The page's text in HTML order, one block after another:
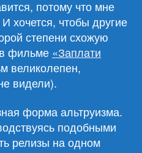
потому что мне
хочется, чтобы другие
степени схожую
фильме «Заплати
великолепен,
видели).
форма альтруизма.
подобными
релизы на одном